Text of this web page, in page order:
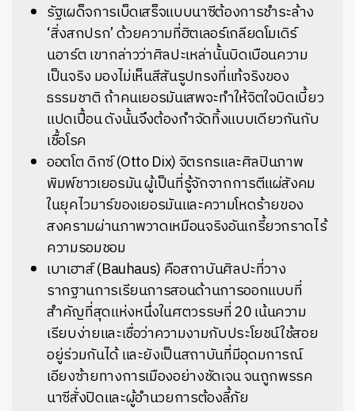
รัฐเผด็จการเบ็ดเสร็จแบบนาซีต้องการชำระล้าง
‘สิ่งสกปรก’ ด้วยความที่ฮิตเลอร์เกลียดโมเดิร์
นอาร์ต เขากล่าวว่าศิลปะเหล่านั้นบิดเบือนความ
เป็นจริง มองไม่เห็นสีสันรูปทรงที่แท้จริงของ
ธรรมชาติ ถ้าคนเยอรมันเสพจะทำให้จิตใจบิดเบี้ยว
แปดเปื้อน ดังนั้นจึงต้องกำจัดทิ้งแบบเดียวกันกับ
เชื้อโรค
ออตโต ดิกซ์ (Otto Dix) จิตรกรและศิลปินภาพ
พิมพ์ชาวเยอรมัน ผู้เป็นที่รู้จักจากการตีแผ่สังคม
ในยุคไวมาร์ของเยอรมันและความโหดร้ายของ
สงครามผ่านภาพวาดเหมือนจริงอันเกรี้ยวกราดไร้
ความรอมชอม
เบาเฮาส์ (Bauhaus) คือสถาบันศิลปะที่วาง
รากฐานการเรียนการสอนด้านการออกแบบที่
สำคัญที่สุดแห่งหนึ่งในศตวรรษที่ 20 เน้นความ
เรียบง่ายและเชื่อว่าความงามกับประโยชน์ใช้สอย
อยู่ร่วมกันได้ และยังเป็นสถาบันที่มีอุดมการณ์
เอียงซ้ายทางการเมืองอย่างชัดเจน จนถูกพรรค
นาซีสั่งปิดและผู้อำนวยการต้องลี้ภัย